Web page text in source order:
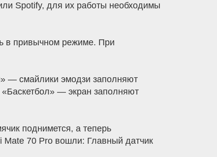
Spotify, для их работы необходимы
в привычном режиме. При
— смайлики эмодзи заполняют
— экран заполняют
поднимется, а теперь
70 Pro вошли: Главный датчик